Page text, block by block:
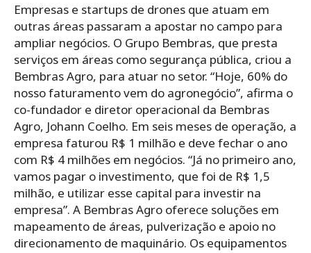
Empresas e startups de drones que atuam em
outras áreas passaram a apostar no campo para
ampliar negócios. O Grupo Bembras, que presta
serviços em áreas como segurança pública, criou a
Bembras Agro, para atuar no setor. “Hoje, 60% do
nosso faturamento vem do agronegócio”, afirma o
co-fundador e diretor operacional da Bembras
Agro, Johann Coelho. Em seis meses de operação, a
empresa faturou R$ 1 milhão e deve fechar o ano
com R$ 4 milhões em negócios. “Já no primeiro ano,
vamos pagar o investimento, que foi de R$ 1,5
milhão, e utilizar esse capital para investir na
empresa”. A Bembras Agro oferece soluções em
mapeamento de áreas, pulverização e apoio no
direcionamento de maquinário. Os equipamentos